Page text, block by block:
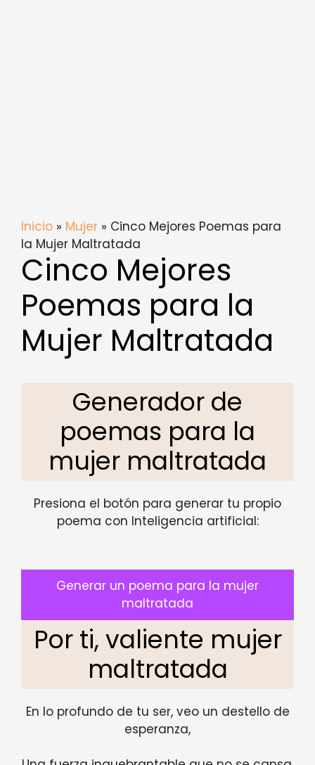
Inicio » Mujer » Cinco Mejores Poemas para
la Mujer Maltratada
Cinco Mejores
Poemas para la
Mujer Maltratada
Generador de
poemas para la
mujer maltratada
Presiona el botón para generar tu propio
poema con Inteligencia artificial:
Generar un poema para la mujer
maltratada
Por ti, valiente mujer
maltratada
En lo profundo de tu ser, veo un destello de
esperanza,